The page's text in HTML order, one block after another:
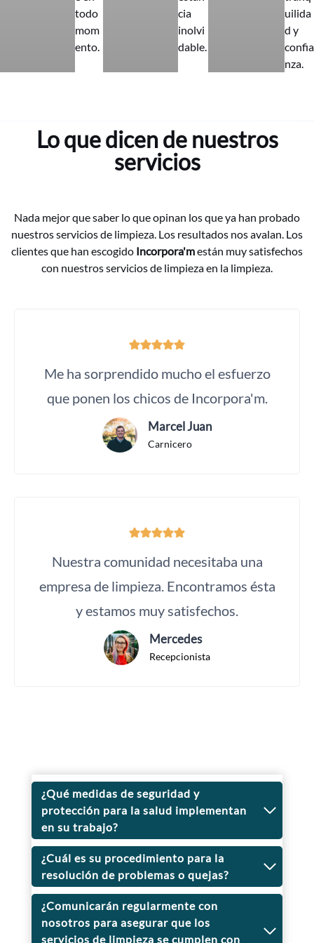
todo
mom
ento.
cia
inolvi
dable.
uilida
d y
confia
nza.
Lo que dicen de nuestros
servicios
Nada mejor que saber lo que opinan los que ya han probado
nuestros servicios de limpieza. Los resultados nos avalan. Los
clientes que han escogido Incorpora'mestán muy satisfechos
con nuestros servicios de limpieza en la limpieza.
Me ha sorprendido mucho el esfuerzo
que ponen los chicos de Incorpora'm.
Marcel Juan
Carnicero
Nuestra comunidad necesitaba una
empresa de limpieza. Encontramos ésta
y estamos muy satisfechos.
Mercedes
Recepcionista
¿Qué medidas de seguridad y
protección para la salud implementan
en su trabajo?
¿Cuál es su procedimiento para la
resolución de problemas o quejas?
¿Comunicarán regularmente con
nosotros para asegurar que los
servicios de limpieza se cumplen con